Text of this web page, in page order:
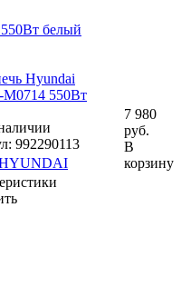
белый
Hyundai
550Вт
992290113
7 980
руб.
В
корзину